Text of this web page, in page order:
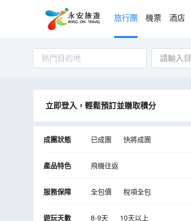
旅行團 機票 酒店
熱門目的地
立即登入，輕鬆預訂並賺取積分
成團狀態 已成團 快將成團
產品特色 飛機往返
服務保障 全包價 稅項全包
遊玩天數 8-9天 10天以上